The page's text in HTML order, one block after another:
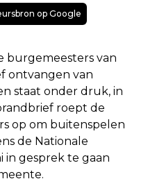
op Google
burgemeesters van
ontvangen van
staat onder druk, in
roept de
op om buitenspelen
de Nationale
in gesprek te gaan